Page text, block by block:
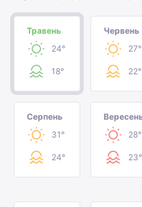
Травень
24°
18°
Червень
27°
22°
Серпень
31°
24°
28°
23°